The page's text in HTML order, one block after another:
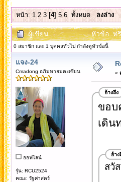
หน้า:1 2 3[4]5 6 ทั้งหมด ลงล่าง
ผู้เขียน หัวข้อ: ท
0 สมาชิก และ 1 บุคคลทั่วไป กำลังดูหัวข้อนี้
แจง-24
Cmadong อภิมหาอมตะเซียน
ออฟไลน์
รุ่น: RCU2524
คณะ: รัฐศาสตร์
«
อ้างถึง
ขอบ
เดิน
อ้าง
สวั